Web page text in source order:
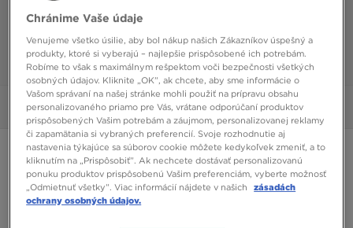
Obrázky 360°
CONVERSE CHUCK TAYLOR ALL STAR OX LEATHER MONO
58,00 €
Chránime Vaše údaje
Venujeme všetko úsilie, aby bol nákup našich Zákazníkov úspešný a
produkty, ktoré si vyberajú – najlepšie prispôsobené ich potrebám.
Robíme to však s maximálnym rešpektom voči bezpečnosti všetkých
osobných údajov. Kliknite „OK”, ak chcete, aby sme informácie o
Vašom správaní na našej stránke mohli použiť na prípravu obsahu
personalizovaného priamo pre Vás, vrátane odporúčaní produktov
prispôsobených Vašim potrebám a záujmom, personalizovanej reklamy
či zapamätania si vybraných preferencií. Svoje rozhodnutie aj
nastavenia týkajúce sa súborov cookie môžete kedykoľvek zmeniť, a to
kliknutím na „Prispôsobiť”. Ak nechcete dostávať personalizovanú
ponuku produktov prispôsobenú Vašim preferenciám, vyberte možnosť
„Odmietnuť všetky”. Viac informácií nájdete v našich
zásadách
ochrany osobných údajov.